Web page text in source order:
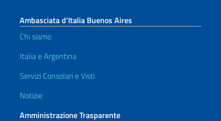
Ambasciata d’Italia Buenos Aires
Chi siamo
Italia e Argentina
Servizi Consolari e Visti
Notizie
Amministrazione Trasparente